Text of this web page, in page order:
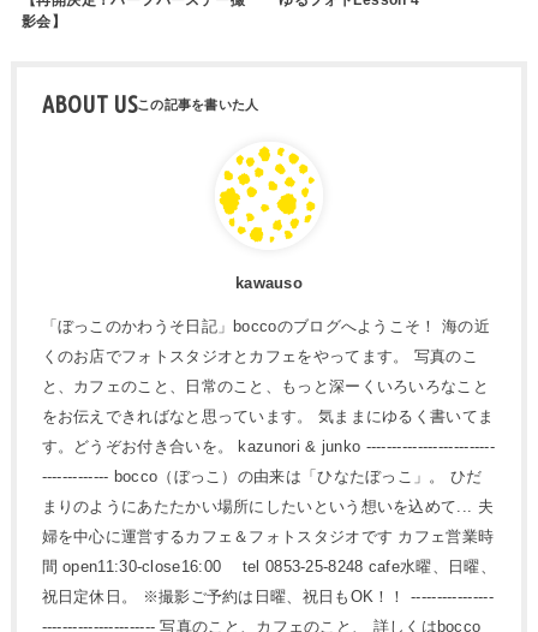
影会】
ABOUT US
kawauso
「ぼっこのかわうそ日記」boccoのブログへようこそ！ 海の近
くのお店でフォトスタジオとカフェをやってます。 写真のこ
と、カフェのこと、日常のこと、もっと深ーくいろいろなこと
をお伝えできればなと思っています。 気ままにゆるく書いてま
す。どうぞお付き合いを。 kazunori & junko -------------------------
------------- bocco（ぼっこ）の由来は「ひなたぼっこ」。 ひだ
まりのようにあたたかい場所にしたいという想いを込めて... 夫
婦を中心に運営するカフェ＆フォトスタジオです カフェ営業時
間 open11:30-close16:00 tel 0853-25-8248 cafe水曜、日曜、
祝日定休日。 ※撮影ご予約は日曜、祝日もOK！！ ----------------
---------------------- 写真のこと、カフェのこと、 詳しくはbocco